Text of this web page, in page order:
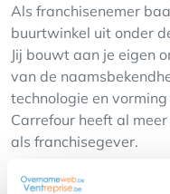
Als franchisenemer
buurtwinkel uit onder
Jij bouwt aan je eigen
van de
technologie en
Carrefour heeft al
als franchisegever.
- Wie zoeken we?